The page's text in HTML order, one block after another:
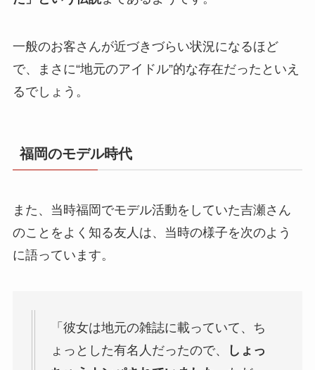
一般のお客さんが近づきづらい状況になるほど
で、まさに“地元のアイドル”的な存在だったといえ
るでしょう。
福岡のモデル時代
また、当時福岡でモデル活動をしていた吉瀬さん
のことをよく知る友人は、当時の様子を次のよう
に語っています。
「彼女は地元の雑誌に載っていて、ち
ょっとした有名人だったので、
しょっ